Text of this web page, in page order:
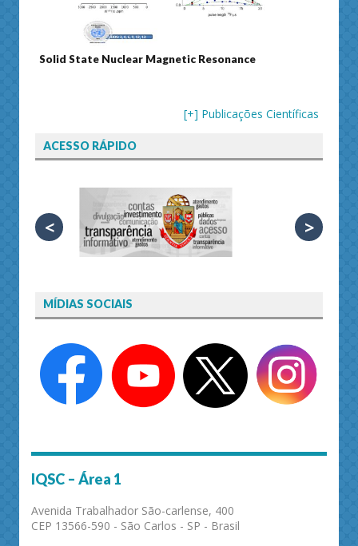
Solid State Nuclear Magnetic Resonance
[+] Publicações Científicas
ACESSO RÁPIDO
< >
MÍDIAS SOCIAIS
IQSC – Área 1
Avenida Trabalhador São-carlense, 400
CEP 13566-590 - São Carlos - SP - Brasil